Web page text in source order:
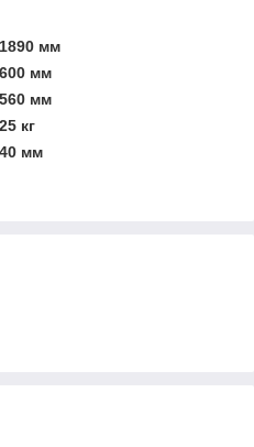
1890 мм
600 мм
560 мм
25 кг
40 мм